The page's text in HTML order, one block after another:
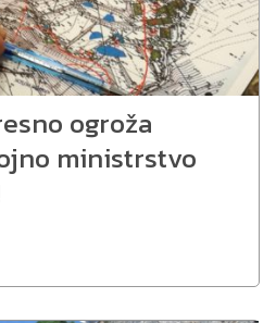
ogroža
ministrstvo